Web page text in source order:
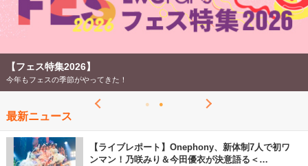
【フェス特集2026】
今年もフェスの季節がやってきた！
最新ニュース
【ライブレポート】Onephony、新体制7人で初ワ
ンマン！乃咲みり＆今田優衣が決意語る＜